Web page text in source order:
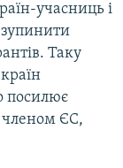
учасниць і
Таку
посилює
членом ЄС,